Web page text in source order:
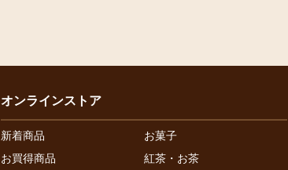
オンラインストア
新着商品
お菓子
お買得商品
紅茶・お茶